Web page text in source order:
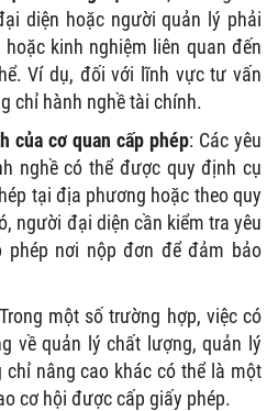
diện hoặc người quản lý phải
kinh nghiệm liên quan đến
Ví dụ, đối với lĩnh vực tư vấn
chỉ hành nghề tài chính.
của cơ quan cấp phép: Các yêu
nghề có thể được quy định cụ
tại địa phương hoặc theo quy
người đại diện cần kiểm tra yêu
phép nơi nộp đơn để đảm bảo
một số trường hợp, việc có
về quản lý chất lượng, quản lý
chỉ nâng cao khác có thể là một
cơ hội được cấp giấy phép.